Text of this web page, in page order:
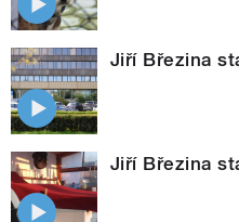
Jiří Březina
Jiří Březina